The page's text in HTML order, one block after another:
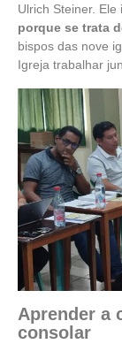
Ulrich Steiner. Ele
porque se trata
bispos das nove
Igreja trabalhar
Aprender a
consolar